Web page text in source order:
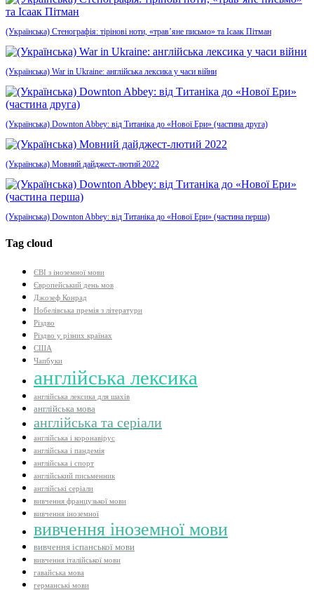
(Українська) Стенографія: тірінові ноти, «трав’яне письмо» та Ісаак Пітман
(Українська) War in Ukraine: англійська лексика у часи війни
(Українська) Downton Abbey: від Титаніка до «Нової Ери» (частина друга)
(Українська) Мовний дайджест-лютий 2022
(Українська) Downton Abbey: від Титаніка до «Нової Ери» (частина перша)
Tag cloud
ЄВІ з іноземної мови
Європейський день мов
Джозеф Конрад
Нобелівська премія з літератури
Різдво
Різдво у різних країнах
США
Чапбуки
англійська лексика
англійська лексика для шахів
англійська мова
англійська та серіали
англійська і коронавірус
англійська і пандемія
англійська і спорт
англійський письменник
англійські серіали
вивчення французької мови
вивчення іноземної
вивчення іноземної мови
вивчення іспанської мови
вивчення італійської мови
гавайська мова
германські мови